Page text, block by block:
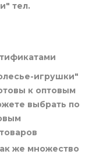
тел.
игрушки"
к оптовым
выбрать по
же множество